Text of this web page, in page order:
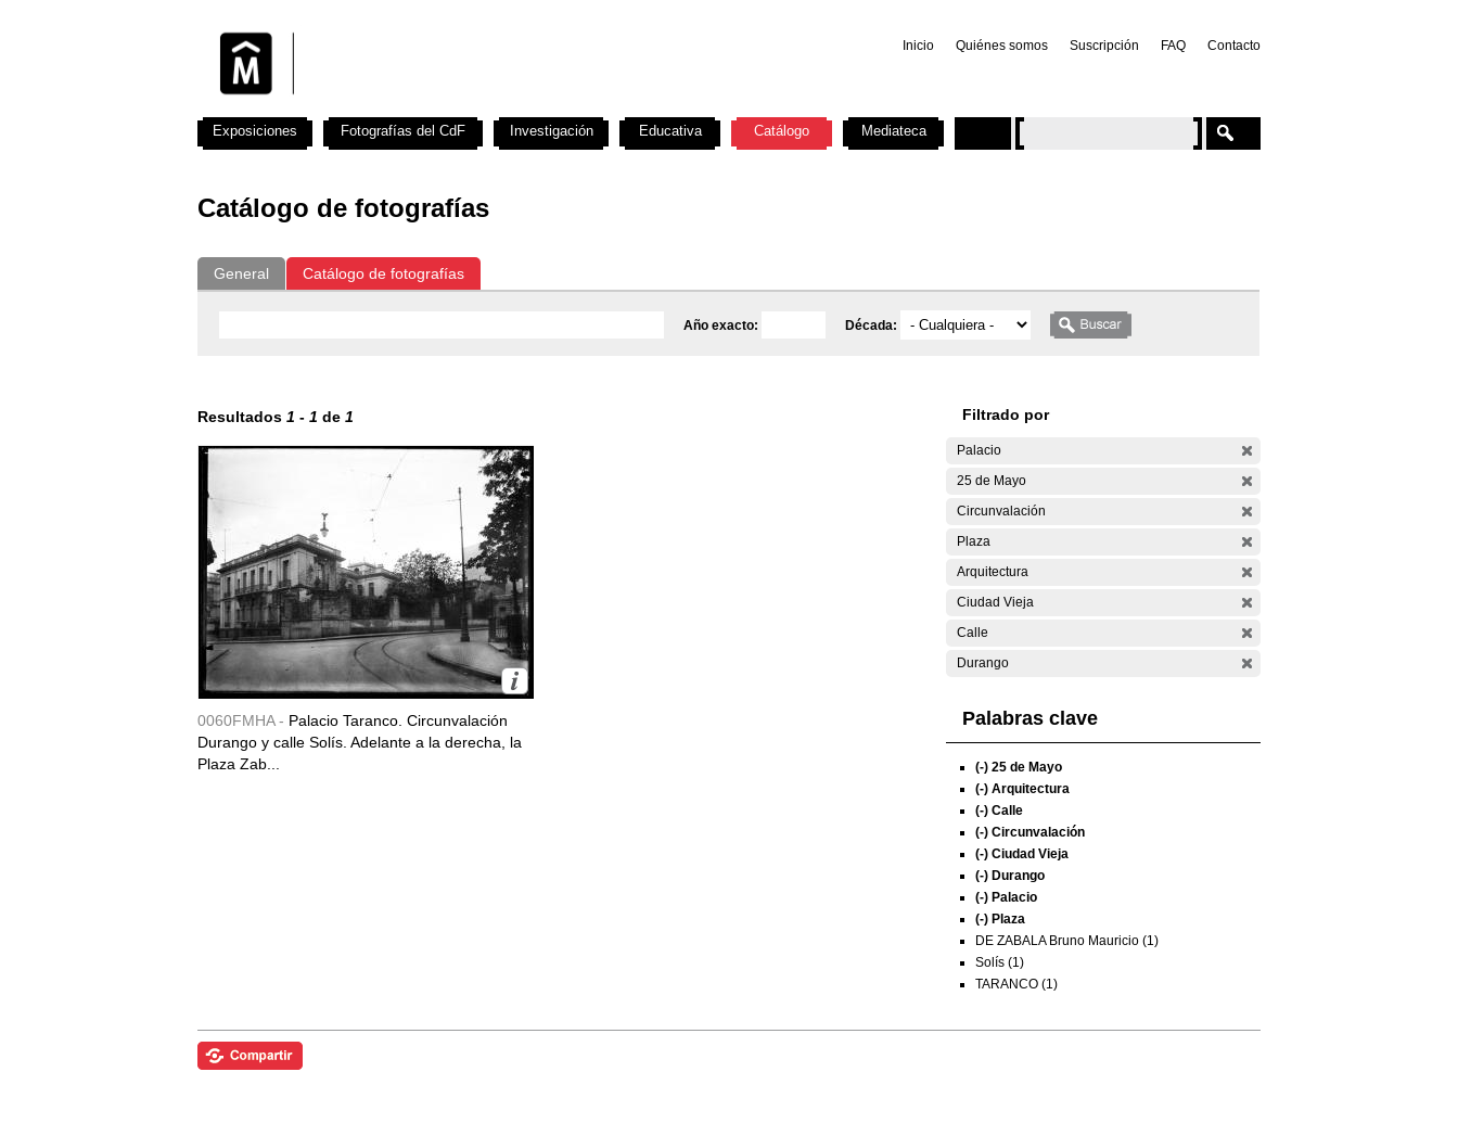
Inicio Quiénes somos Suscripción FAQ Contacto
Catálogo de fotografías
General Catálogo de fotografías
Año exacto: Década:
Resultados 1 - 1 de 1
0060FMHA - Palacio Taranco. Circunvalación
Durango y calle Solís. Adelante a la derecha, la
Plaza Zab...
Filtrado por
Palacio
25 de Mayo
Circunvalación
Plaza
Arquitectura
Ciudad Vieja
Calle
Durango
Palabras clave
(-) 25 de Mayo
(-) Arquitectura
(-) Calle
(-) Circunvalación
(-) Ciudad Vieja
(-) Durango
(-) Palacio
(-) Plaza
DE ZABALA Bruno Mauricio (1)
Solís (1)
TARANCO (1)
Exposiciones Fotografías del CdF Investigación Educativa Catálogo Mediateca